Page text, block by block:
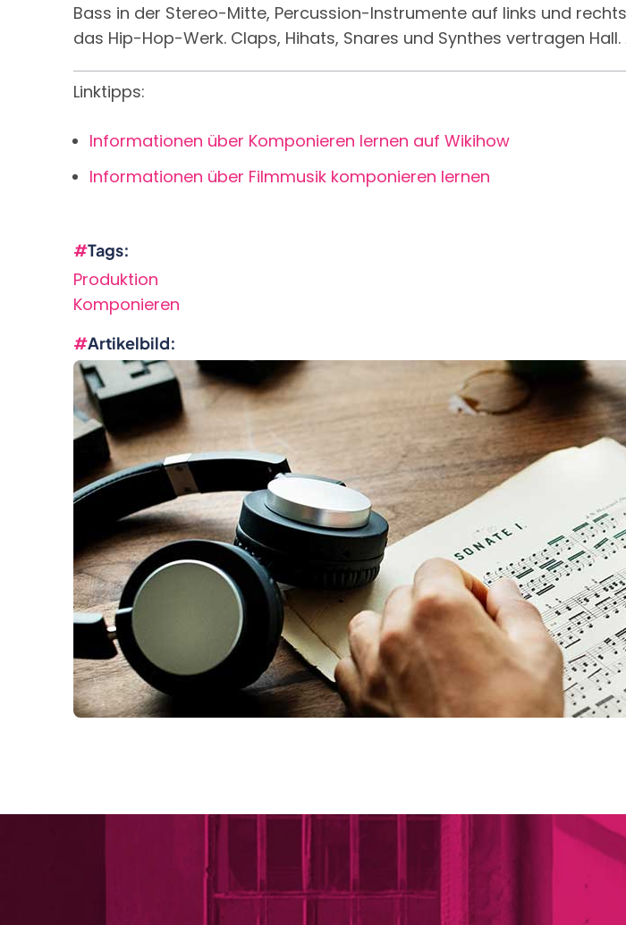
Bass in der Stereo-Mitte, Percussion-Instrumente auf links und
das Hip-Hop-Werk. Claps, Hihats, Snares und Synthes vertragen
Linktipps:
Informationen über Komponieren lernen auf Wikihow
Informationen über Filmmusik komponieren lernen
Tags
Produktion
Komponieren
Artikelbild